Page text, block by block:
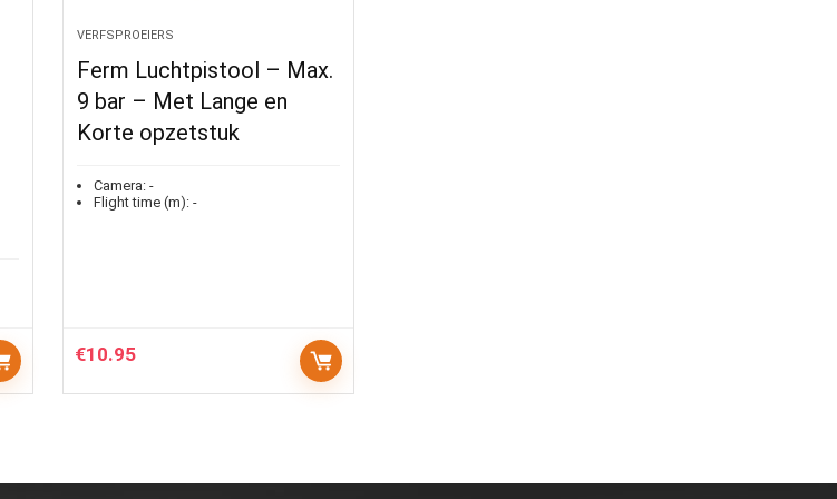
VERFSPROEIERS
Ferm Luchtpistool – Max.
9 bar – Met Lange en
Korte opzetstuk
Camera: -
Flight time (m): -
€10.95